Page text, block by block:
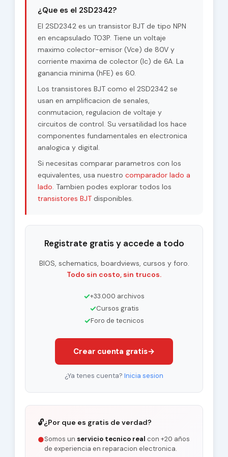
¿Que es el 2SD2342?
El 2SD2342 es un transistor BJT de tipo NPN
en encapsulado TO3P. Tiene un voltaje
maximo colector-emisor (Vce) de 80V y
corriente maxima de colector (Ic) de 6A. La
ganancia minima (hFE) es 60.
Los transistores BJT como el 2SD2342 se
usan en amplificacion de senales,
conmutacion, regulacion de voltaje y
circuitos de control. Su versatilidad los hace
componentes fundamentales en electronica
analogica y digital.
Si necesitas comparar parametros con los
equivalentes, usa nuestro comparador lado a
lado. Tambien podes explorar todos los
transistores BJTdisponibles.
Registrate gratis y accede a todo
BIOS, schematics, boardviews, cursos y foro.
Todo sin costo, sin trucos.
✓+33.000 archivos
✓Cursos gratis
✓Foro de tecnicos
Crear cuenta gratis→
¿Ya tenes cuenta? Inicia sesion
🔓¿Por que es gratis de verdad?
●Somos un servicio tecnico real con +20 años
de experiencia en reparacion electronica.